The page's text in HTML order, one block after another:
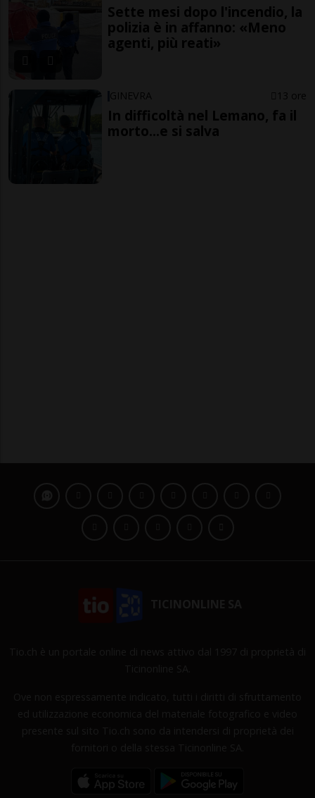
Sette mesi dopo l'incendio, la
polizia è in affanno: «Meno
agenti, più reati»
GINEVRA 13 ore
In difficoltà nel Lemano, fa il
morto...e si salva